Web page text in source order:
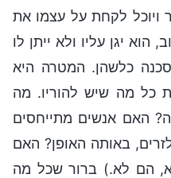
ויוכל לקחת על עצמו את
יגן עליו ולא ייתן לו
כלשהן. המטרה היא
כל מה שיש להוריו. מה
האם אנשים מתייחסים
באותה האופן? האם
הם לא.) ברור שכל מה